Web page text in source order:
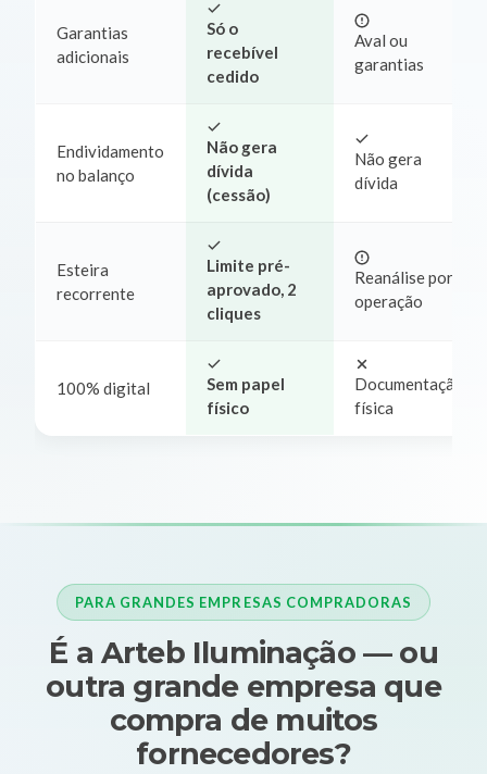
Garantias
adicionais
Só o
recebível
cedido
Aval ou
garantias
Endividamento
no balanço
Não gera
dívida
(cessão)
Não gera
dívida
Esteira
recorrente
Limite pré-
aprovado, 2
cliques
Reanálise por
operação
100% digital
Sem papel
físico
Documentação
física
PARA GRANDES EMPRESAS COMPRADORAS
É a Arteb Iluminação — ou
outra grande empresa que
compra de muitos
fornecedores?